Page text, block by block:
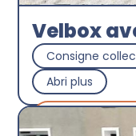
Velbox
Consigne
Abri plus